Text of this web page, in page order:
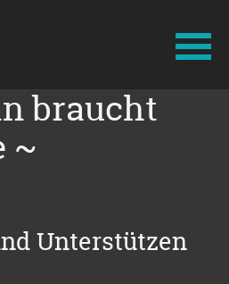
braucht
~
Unterstützen